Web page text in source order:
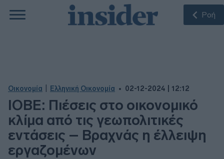
Ροή
Οικονομία Ελληνική Οικονομία 02-12-2024 | 12:12
ΙΟΒΕ: Πιέσεις στο οικονομικό
κλίμα από τις γεωπολιτικές
εντάσεις – Βραχνάς η έλλειψη
εργαζομένων